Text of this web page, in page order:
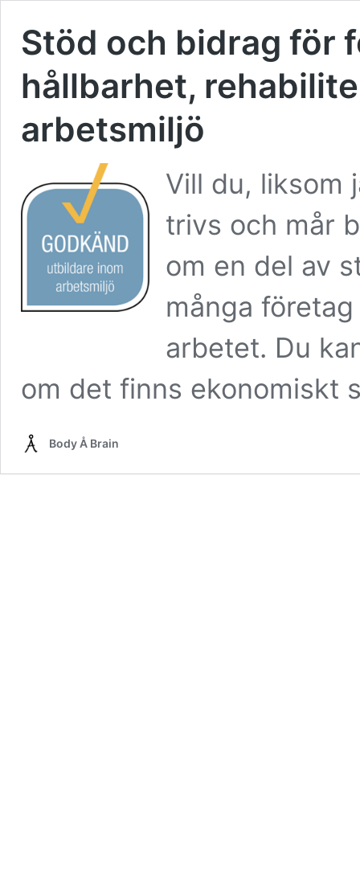
Stöd och bidrag för
hållbarhet,
arbetsmiljö
Vill du, liksom
trivs och mår
om en del av
många
arbetet. Du
om det finns
Body Å Brain